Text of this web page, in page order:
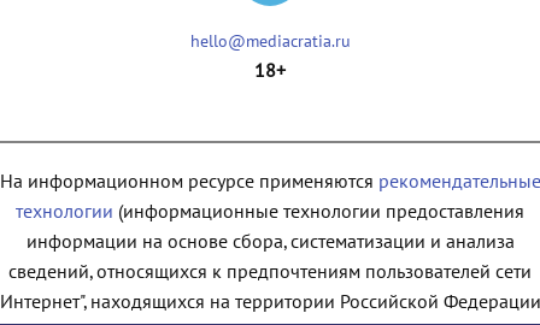
hello@mediacratia.ru
18+
На информационном ресурсе применяются рекомендательные
технологии (информационные технологии предоставления
информации на основе сбора, систематизации и анализа
сведений, относящихся к предпочтениям пользователей сети
находящихся на территории Российской